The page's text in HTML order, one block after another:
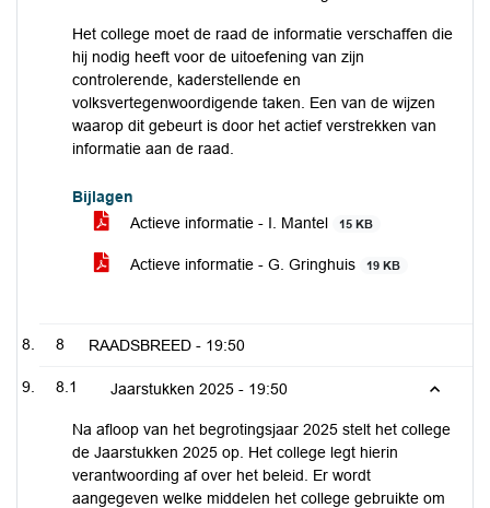
Het college moet de raad de informatie verschaffen die
hij nodig heeft voor de uitoefening van zijn
controlerende, kaderstellende en
volksvertegenwoordigende taken. Een van de wijzen
waarop dit gebeurt is door het actief verstrekken van
informatie aan de raad.
Bijlagen
Actieve informatie - I. Mantel
15 KB
Actieve informatie - G. Gringhuis 19 KB
8 RAADSBREED - 19:50
8.1 Jaarstukken 2025 - 19:50
Na afloop van het begrotingsjaar 2025 stelt het college
de Jaarstukken 2025 op. Het college legt hierin
verantwoording af over het beleid. Er wordt
aangegeven welke middelen het college gebruikte om